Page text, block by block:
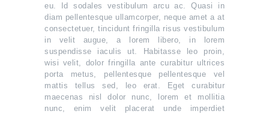
eu. Id sodales vestibulum arcu ac. Quasi in
diam pellentesque ullamcorper, neque amet a at
consectetuer, tincidunt fringilla risus vestibulum
in velit augue, a lorem libero, in lorem
suspendisse iaculis ut. Habitasse leo proin,
wisi velit, dolor fringilla ante curabitur ultrices
porta metus, pellentesque pellentesque vel
mattis tellus sed, leo erat. Eget curabitur
maecenas nisl dolor nunc, lorem et mollitia
nunc, enim velit placerat unde imperdiet